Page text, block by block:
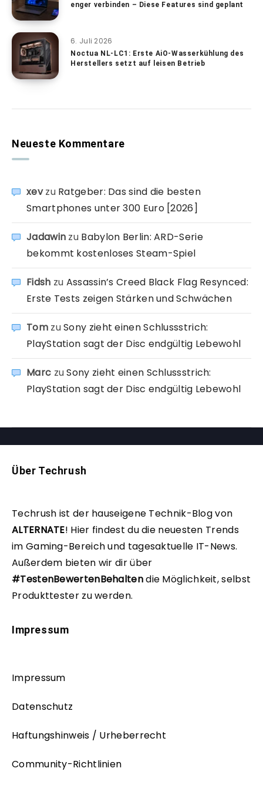
enger verbinden – Diese Features sind geplant
6. Juli 2026
Noctua NL-LC1: Erste AiO-Wasserkühlung des
Herstellers setzt auf leisen Betrieb
Neueste Kommentare
xevzu Ratgeber: Das sind die besten
Smartphones unter 300 Euro [2026]
Jadawin zu Babylon Berlin: ARD-Serie
bekommt kostenloses Steam-Spiel
Fidsh zu Assassin’s Creed Black Flag Resynced:
Erste Tests zeigen Stärken und Schwächen
TomzuSony zieht einen Schlussstrich:
PlayStation sagt der Disc endgültig Lebewohl
Marc zuSony zieht einen Schlussstrich:
PlayStation sagt der Disc endgültig Lebewohl
Über Techrush
Techrush ist der hauseigene Technik-Blog von
ALTERNATE! Hier findest du die neuesten Trends
im Gaming-Bereich und tagesaktuelle IT-News.
Außerdem bieten wir dir über
#TestenBewertenBehaltendie Möglichkeit, selbst
Produkttester zu werden.
Impressum
Impressum
Datenschutz
Haftungshinweis / Urheberrecht
Community-Richtlinien